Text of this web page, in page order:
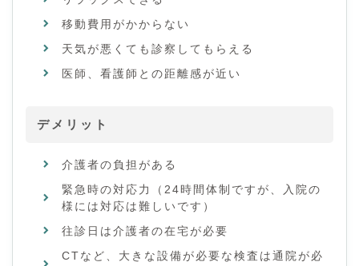
移動費用がかからない
天気が悪くても診察してもらえる
医師、看護師との距離感が近い
デメリット
介護者の負担がある
緊急時の対応力（24時間体制ですが、入院の
様には対応は難しいです）
往診日は介護者の在宅が必要
CTなど、大きな設備が必要な検査は通院が必